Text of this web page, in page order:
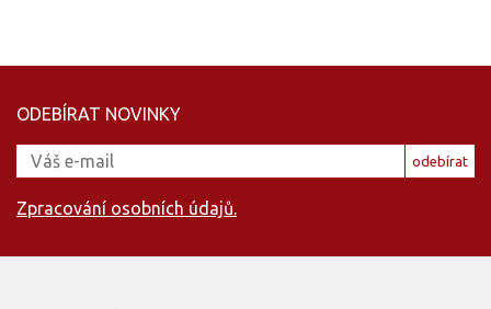
ODEBÍRAT NOVINKY
odebírat
Zpracování osobních údajů.